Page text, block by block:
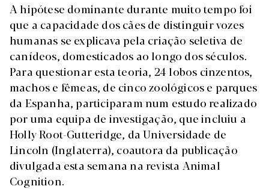
A hipótese dominante durante muito tempo foi
que a capacidade dos cães de distinguir vozes
humanas se explicava pela criação seletiva de
canídeos, domesticados ao longo dos séculos.
Para questionar esta teoria, 24 lobos cinzentos,
machos e fêmeas, de cinco zoológicos e parques
da Espanha, participaram num estudo realizado
por uma equipa de investigação, que incluiu a
Holly Root-Gutteridge, da Universidade de
Lincoln (Inglaterra), coautora da publicação
divulgada esta semana na revista Animal
Cognition.